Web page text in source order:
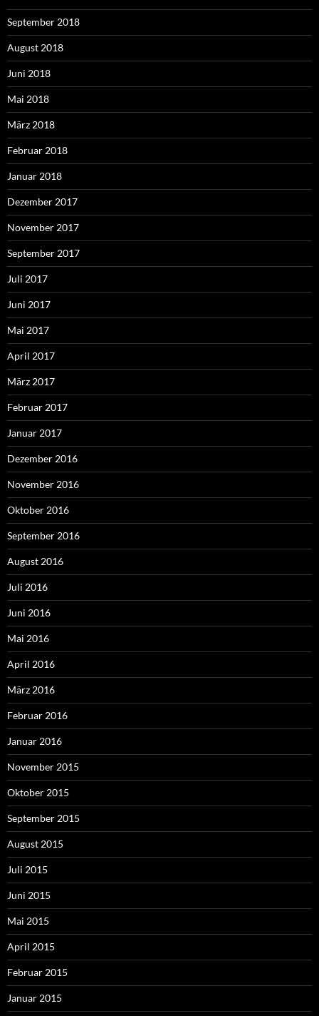
September 2018
August 2018
Juni 2018
Mai 2018
März 2018
Februar 2018
Januar 2018
Dezember 2017
November 2017
September 2017
Juli 2017
Juni 2017
Mai 2017
April 2017
März 2017
Februar 2017
Januar 2017
Dezember 2016
November 2016
Oktober 2016
September 2016
August 2016
Juli 2016
Juni 2016
Mai 2016
April 2016
März 2016
Februar 2016
Januar 2016
November 2015
Oktober 2015
September 2015
August 2015
Juli 2015
Juni 2015
Mai 2015
April 2015
Februar 2015
Januar 2015